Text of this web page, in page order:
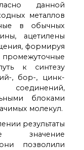
данной
металлов
в обычных
ацетилены
формируя
к синтезу
, бор-, цинк-
соединений,
блоками
молекул.
результаты
значение
позволили